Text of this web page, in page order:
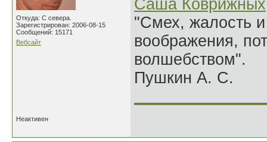
Откуда: С севера.
Зарегистрирован: 2006-08-15
Сообщений: 15171
Вебсайт
Саша Коврижных
"Смех, жалость
воображения,
волшебством".
Пушкин А. С.
Неактивен